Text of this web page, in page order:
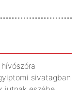
sivatagban